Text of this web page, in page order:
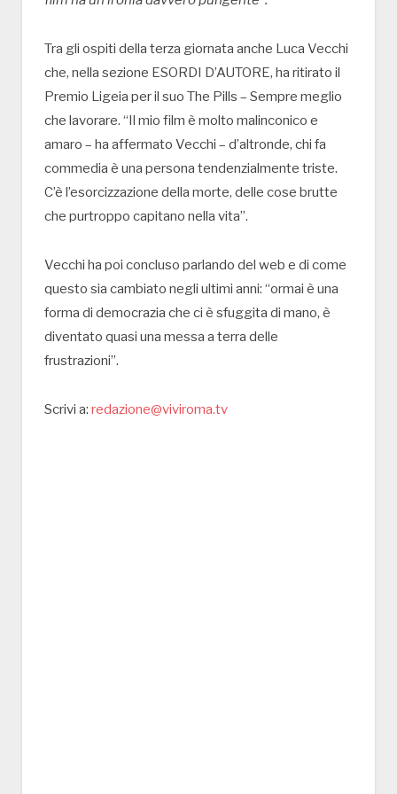
Tra gli ospiti della terza giornata anche Luca Vecchi
che, nella sezione ESORDI D’AUTORE, ha ritirato il
Premio Ligeia per il suo The Pills – Sempre meglio
che lavorare. “Il mio film è molto malinconico e
amaro – ha affermato Vecchi – d’altronde, chi fa
commedia è una persona tendenzialmente triste.
C’è l’esorcizzazione della morte, delle cose brutte
che purtroppo capitano nella vita”.
Vecchi ha poi concluso parlando del web e di come
questo sia cambiato negli ultimi anni: “ormai è una
forma di democrazia che ci è sfuggita di mano, è
diventato quasi una messa a terra delle
frustrazioni”.
Scrivi a: redazione@viviroma.tv